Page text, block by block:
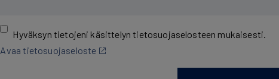
Hyväksyn tietojeni käsittelyn tietosuojaselosteen mukaisesti.
Avaa tietosuojaseloste